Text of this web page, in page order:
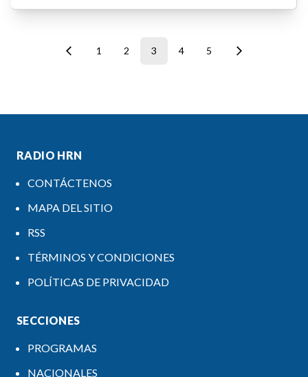
1 2 3 4 5
RADIO HRN
CONTÁCTENOS
MAPA DEL SITIO
RSS
TÉRMINOS Y CONDICIONES
POLÍTICAS DE PRIVACIDAD
SECCIONES
PROGRAMAS
NACIONALES